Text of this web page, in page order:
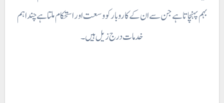
بہم پہنچاتا ہے جن سے ان کے کاروبار کو وسعت اور استحکام ملتا ہے چند اہم
خدمات درج زیل ہیں۔